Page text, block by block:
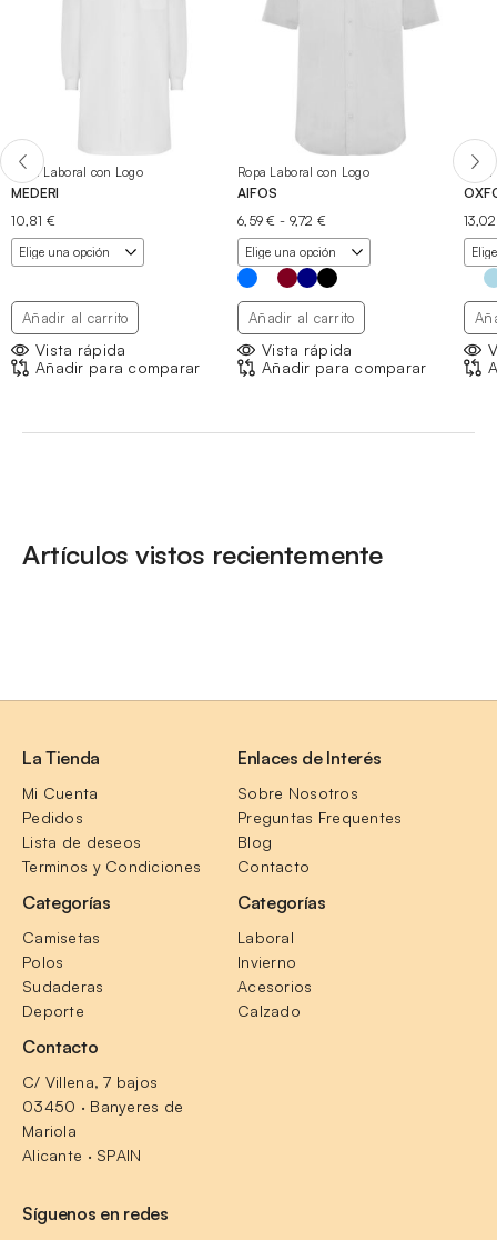
Ropa Laboral con Logo
MEDERI
10,81 €
Añadir al carrito
Vista rápida
Añadir para comparar
Ropa Laboral con Logo
AIFOS
6,59€ - 9,72 €
de
precios:
desde
6,59 €
hasta
9,72 €
Añadir al carrito
Vista rápida
Añadir para comparar
Artículos vistos recientemente
La Tienda
Mi Cuenta
Pedidos
Lista de deseos
Terminos y Condiciones
Enlaces de Interés
Sobre Nosotros
Preguntas Frequentes
Blog
Contacto
Categorías
Camisetas
Polos
Sudaderas
Deporte
Categorías
Laboral
Invierno
Acesorios
Calzado
Contacto
C/ Villena, 7 bajos
03450 · Banyeres de
Mariola
Alicante · SPAIN
Síguenos en redes